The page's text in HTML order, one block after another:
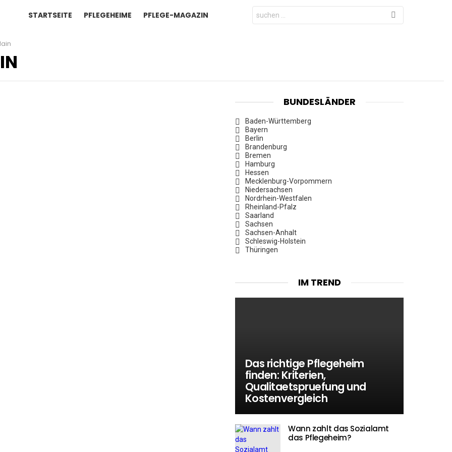
STARTSEITE PFLEGEHEIME PFLEGE-MAGAZIN
Search
for:
BUNDESLÄNDER
Baden-Württemberg
Bayern
Berlin
Brandenburg
Bremen
Hamburg
Hessen
Mecklenburg-Vorpommern
Niedersachsen
Nordrhein-Westfalen
Rheinland-Pfalz
Saarland
Sachsen
Sachsen-Anhalt
Schleswig-Holstein
Thüringen
IM TREND
Das richtige Pflegeheim
finden: Kriterien,
Qualitaetspruefung und
Kostenvergleich
Wann zahlt das Sozialamt
das Pflegeheim?